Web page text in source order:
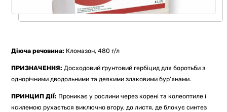
Діюча речовина: Кломазон, 480 г/л
ПРИЗНАЧЕННЯ: Досходовий ґрунтовий гербіцид для боротьби з
однорічними дводольними та деякими злаковими бур'янами.
ПРИНЦИП ДІЇ: Проникає у рослини через корені та колеоптиле і
ксилемою рухається виключно вгору, до листя, де блокує синтез